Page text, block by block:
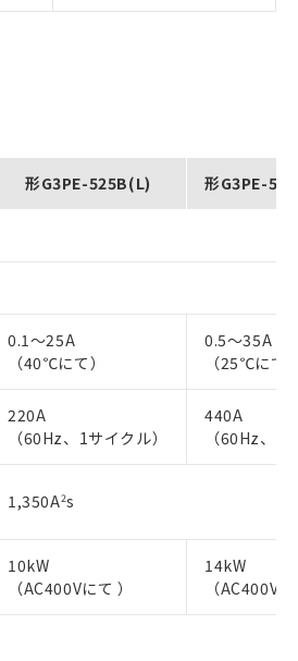
形G3PE-525B(L) 形G3PE-
0.1～25A
（40℃にて）
0.5～35A
（25℃にて
220A
（60Hz、1サイクル）
440A
（60Hz、1
1,350A2s
10kW
（AC400Vにて ）
14kW
（AC400V